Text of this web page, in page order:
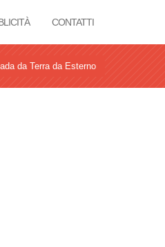
CONTATTI
da Terra da Esterno